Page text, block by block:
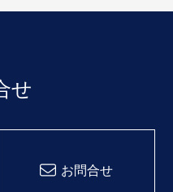
せ
お問合せ